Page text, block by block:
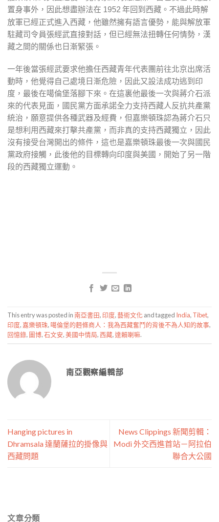
置身事外，因此想盡辦法在 1952 年回到西藏。不過此時解
放軍已經正式進入西藏，他雖然擁有語言優勢，能與解放軍
駐藏司令員張經武直接對話，但已經無法扭轉任何情勢，漢
藏之間的關係也日漸緊張。
一年後當張經武要求他擔任西藏青年代表團前往北京出席活
動時，他覺得自己處境日漸危險，因此又設法成功逃到印
度，最後在噶倫堡落腳下來。在這裏他最後一次與蔣介石派
來的代表見面，國民黨方面承諾全力支持西藏人反抗共產黨
統治，願意提供各種武器及經費，但嘉樂頓珠認為蔣介石只
是想利用西藏來打擊共產黨，而非真的支持西藏獨立，因此
沒有接受台灣開出的條件，這也是嘉樂頓珠最後一次與國民
黨政府接觸，此後他的目標轉向印度與美國，開始了另一階
段的西藏獨立運動。
This entry was posted in南亞書田, 印度,藝術文化 and tagged India, Tibet,
印度,嘉樂頓珠, 噶倫堡的麪條商人：我為西藏奮鬥的背後不為人知的故事,
回憶錄, 圖博,石文安,美國中情局,西藏,達賴喇嘛.
南亞觀察編輯部
Hanging pictures in
Dhramsala 達蘭薩拉的掛像與
西藏問題
News Clippings 新聞剪輯：
Modi 外交西進首站－阿拉伯
聯合大公國
文章分類